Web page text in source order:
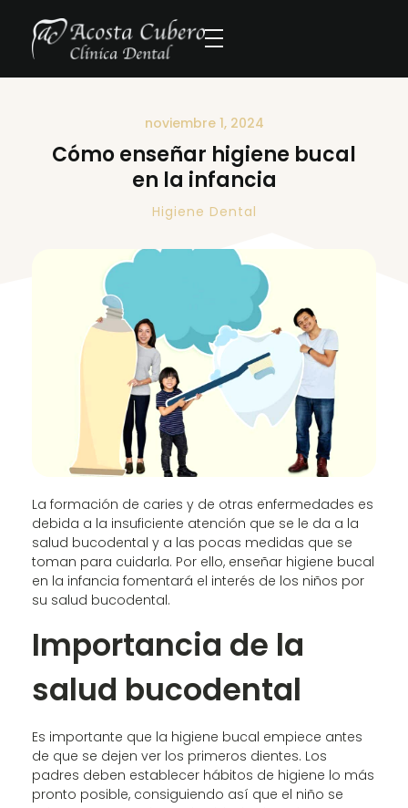
noviembre 1, 2024
Cómo enseñar higiene bucal
en la infancia
Higiene Dental
La formación de caries y de otras enfermedades es
debida a la insuficiente atención que se le da a la
salud bucodental y a las pocas medidas que se
toman para cuidarla. Por ello, enseñar higiene bucal
en la infancia fomentará el interés de los niños por
su salud bucodental.
Importancia de la
salud bucodental
Es importante que la higiene bucal empiece antes
de que se dejen ver los primeros dientes. Los
padres deben establecer hábitos de higiene lo más
pronto posible, consiguiendo así que el niño se